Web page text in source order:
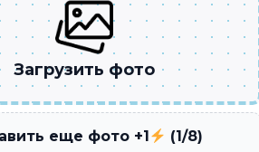
Загрузить фото
еще фото +1 (1/8)